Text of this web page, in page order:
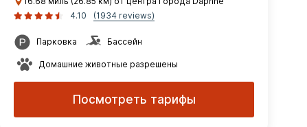
4.10
(1934 reviews)
Парковка Бассейн
Домашние животные разрешены
Посмотреть тарифы